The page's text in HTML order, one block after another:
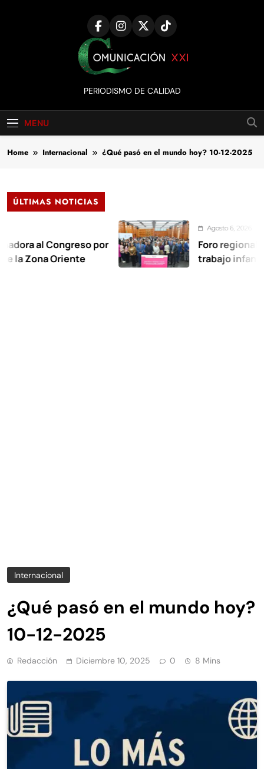
Comunicación
XXI
PERIODISMO DE CALIDAD
MENU
Home Internacional ¿Qué pasó en el mundo hoy? 10-12-2025
ÚLTIMAS NOTICIAS
Congreso por
Oriente
Agosto 6, 2026
Foro regional exige
trabajo infantil en
Internacional
¿Qué pasó en el mundo hoy?
10-12-2025
Redacción Diciembre 10, 2025 0 8 Mins